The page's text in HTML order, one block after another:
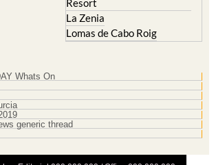
Resort
La Zenia
Lomas de Cabo Roig
Whats On
generic thread